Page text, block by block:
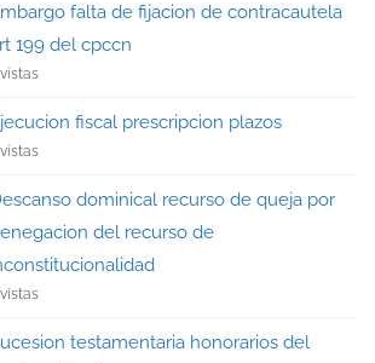
falta de fijacion de contracautela
199 del cpccn
fiscal prescripcion plazos
dominical recurso de queja por
del recurso de
testamentaria honorarios del